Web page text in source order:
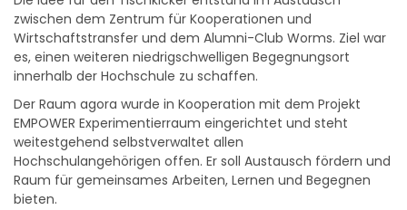
zwischen dem Zentrum für Kooperationen und
Wirtschaftstransfer und dem Alumni-Club Worms. Ziel war
es, einen weiteren niedrigschwelligen Begegnungsort
innerhalb der Hochschule zu schaffen.
Der Raum agora wurde in Kooperation mit dem Projekt
EMPOWER Experimentierraum eingerichtet und steht
weitestgehend selbstverwaltet allen
Hochschulangehörigen offen. Er soll Austausch fördern und
Raum für gemeinsames Arbeiten, Lernen und Begegnen
bieten.